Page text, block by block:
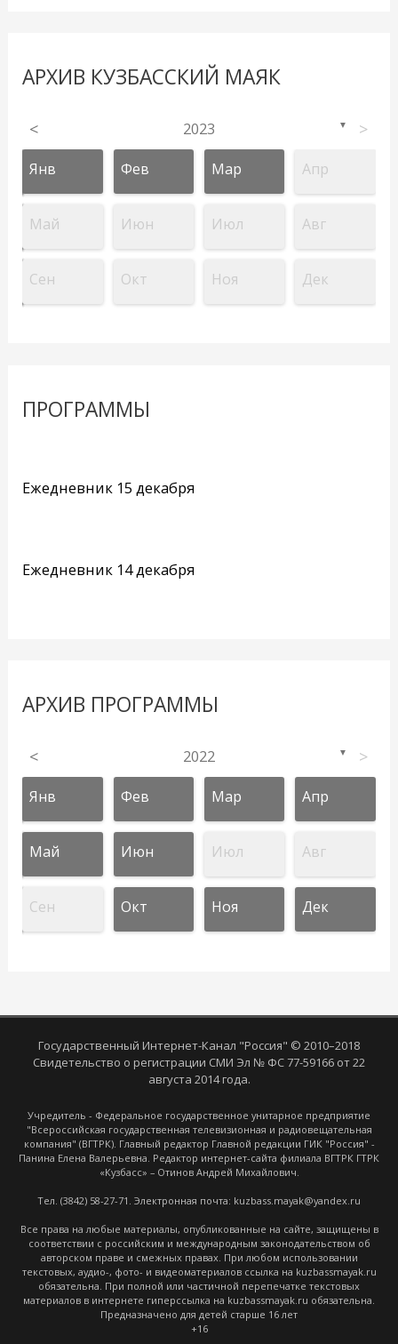
АРХИВ КУЗБАССКИЙ МАЯК
< 2023 ▼ >
Янв Фев Мар Апр
Май Июн Июл Авг
Сен Окт Ноя Дек
ПРОГРАММЫ
Ежедневник 15 декабря
Ежедневник 14 декабря
АРХИВ ПРОГРАММЫ
< 2022 ▼ >
Янв Фев Мар Апр
Май Июн Июл Авг
Сен Окт Ноя Дек
Государственный Интернет-Канал "Россия" © 2010–2018
Свидетельство о регистрации СМИ Эл № ФС 77-59166 от 22
августа 2014 года.
Учредитель - Федеральное государственное унитарное предприятие
"Всероссийская государственная телевизионная и радиовещательная
компания" (ВГТРК). Главный редактор Главной редакции ГИК "Россия" -
Панина Елена Валерьевна. Редактор интернет-сайта филиала ВГТРК ГТРК
«Кузбасс» – Отинов Андрей Михайлович.
Тел. (3842) 58-27-71. Электронная почта: kuzbass.mayak@yandex.ru
Все права на любые материалы, опубликованные на сайте, защищены в
соответствии с российским и международным законодательством об
авторском праве и смежных правах. При любом использовании
текстовых, аудио-, фото- и видеоматериалов ссылка на kuzbassmayak.ru
обязательна. При полной или частичной перепечатке текстовых
материалов в интернете гиперссылка на kuzbassmayak.ru обязательна.
Предназначено для детей старше 16 лет
+16